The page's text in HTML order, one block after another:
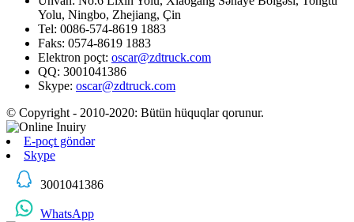
Yolu, Ningbo, Zhejiang, Çin
Tel: 0086-574-8619 1883
Faks: 0574-8619 1883
Elektron poçt: oscar@zdtruck.com
QQ: 3001041386
Skype: oscar@zdtruck.com
© Copyright - 2010-2020: Bütün hüquqlar qorunur.
E-poçt göndər
Skype
3001041386
WhatsApp